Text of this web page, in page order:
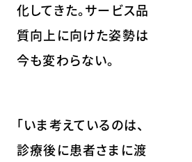
化してきた。サービス品
質向上に向けた姿勢は
今も変わらない。
「いま考えているのは、
診療後に患者さまに渡